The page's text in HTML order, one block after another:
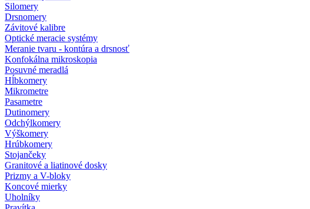
Silomery
Drsnomery
Závitové kalibre
Optické meracie systémy
Meranie tvaru - kontúra a drsnosť
Konfokálna mikroskopia
Posuvné meradlá
Hĺbkomery
Mikrometre
Pasametre
Dutinomery
Odchýlkomery
Výškomery
Hrúbkomery
Stojančeky
Granitové a liatinové dosky
Prizmy a V-bloky
Koncové mierky
Uholníky